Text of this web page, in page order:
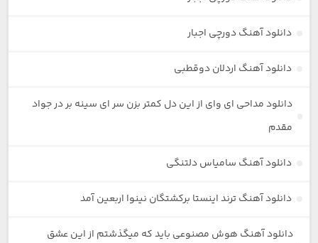
دانلود آهنگ دورچی اجبار
دانلود آهنگ اردلان دوقطبی
دانلود مداحی ای وای از این دل کمتر بزن سر ای سینه بر در جواد
مقدم
دانلود آهنگ سامیاس دلتنگی
دانلود آهنگ ترند اینستا برکشتگان نینوا اربعین آمد
دانلود آهنگ هوش مصنوعی باید که میگذشتم از این عشق